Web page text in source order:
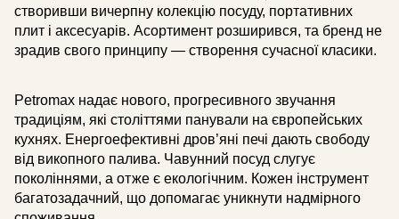
створивши вичерпну колекцію посуду, портативних
плит і аксесуарів. Асортимент розширився, та бренд не
зрадив свого принципу — створення сучасної класики.
Petromax надає нового, прогресивного звучання
традиціям, які століттями панували на європейських
кухнях. Енергоефективні дров’яні печі дають свободу
від викопного палива. Чавунний посуд слугує
поколіннями, а отже є екологічним. Кожен інструмент
багатозадачний, що допомагає уникнути надмірного